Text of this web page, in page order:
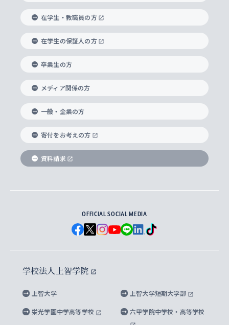
経済学部
外国語学部
総合グローバル学部
国際教養学部
理工学部
Futures） – 持続可能な未来を考える６学科連携
身体知
思考と表現
データサイエンス
グローバル教育センター
上智大学で学ぶ
海外で学ぶ
学びのサポート
大学院
神学研究科
実践宗教学研究科
総合人間科学研究科
経済学研究科
グローバル・スタディーズ研究科
助産学専攻科
生涯学習
国際言語情報研究所
グローバル・コンサーン研究所
比較文化研究所
ヨーロッパ研究所
アジア文化研究所
アメリカ・カナダ研究所
メディア・ジャーナリズム研究所
水稀少社会研究センター
先進機械・構造材料イノベーションセンター
研究支援制度
重点領域研究・自由課題研究
研究活動に関する法令・研究費の使用について
ボランティア活動
学生の相談窓口
心身の健康相談
ハラスメント防止の取り組み
障がいのある学生への支援
キャリア形成サポート
キャリア形成支援プログラム
就職（内定先）・進路統計
企業の採用ご担当者様へのご案内
住まいのサポート
科目等履修生
研究生・外国人特別研究生・国費留学生
交換留学生(海外大学から上智大学で学ぶ)
ノンディグリー生
Sophia Short-term Program受講生
学費・奨学金
学部入学前に出願する奨学金
国による高等教育の修学支援新制度
大学院生対象の奨学金
海外留学する際の費用と奨学金
学長・副学長紹介
上智大学の精神
上智大学の理念
上智大学の沿革
ソフィア・アーカイブズ
上智大学とカトリック
グローバルエンゲージメント
上智大学を訪れた世界の知性
国連Weeks・アフリカWeeks
ダイバーシティ＆サステナビリティへの取り組み
上智大学公式ソーシャルメディア
学校法人上智学院について
数字で見る上智大学
上智大学のネットワーク
父母・保証人とのネットワーク
学外とのネットワーク
上智大学の出版物
上智大学大学案内・大学院案内
英文広報誌 SOPHIA magazine
上智大学のビジュアル・アイデンティティ
上智大学ビジュアル・アイデンティティ
上智大学校歌 ・上智大学学生歌
上智大学への取材・キャンパスでの撮影について
上智大学の公開情報
上智大学の教育研究活動等の情報公表
キャンパス案内
在学生・教職員の方
在学生の保証人の方
卒業生の方
メディア関係の方
一般・企業の方
寄付をお考えの方
資料請求
OFFICIAL SOCIAL MEDIA
学校法人上智学院
上智大学 上智大学短期大学部
栄光学園中学高等学校 六甲学院中学校・高等学校